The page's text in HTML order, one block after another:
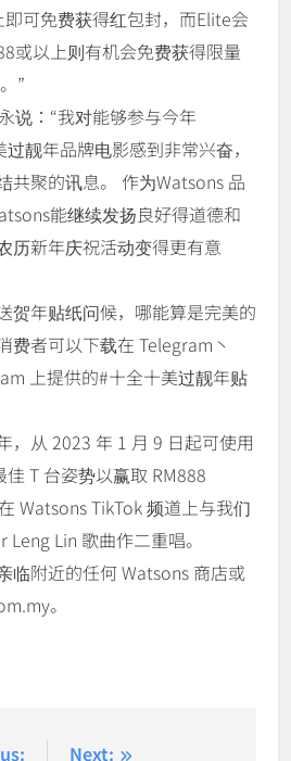
可免费获得红包封，而Elite会
或以上则有机会免费获得限量
”
说：“我对能够参与今年
靓年品牌电影感到非常兴奋，
共聚的讯息。 作为Watsons 品
能继续发扬良好得道德和
历新年庆祝活动变得更有意
贺年贴纸问候，哪能算是完美的
费者可以下载在 Telegram丶
上提供的#十全十美过靓年贴
，从 2023 年 1 月 9 日起可使用
T 台姿势以赢取 RM888
Watsons TikTok 频道上与我们
Lin 歌曲作二重唱。
临附近的任何 Watsons 商店或
。
Next: